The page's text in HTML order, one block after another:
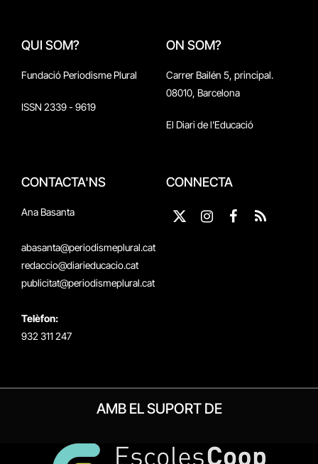
QUI SOM?
Fundació Periodisme Plural
ISSN 2339 - 9619
ON SOM?
Carrer Bailén 5, principal.
08010, Barcelona
El Diari de l'Educació
CONTACTA'NS
Ana Basanta
abasanta@periodismeplural.cat
redaccio@diarieducacio.cat
publicitat@periodismeplural.cat
Telèfon:
932 311 247
CONNECTA
X
Instagram
Facebook
RSS
AMB EL SUPORT DE